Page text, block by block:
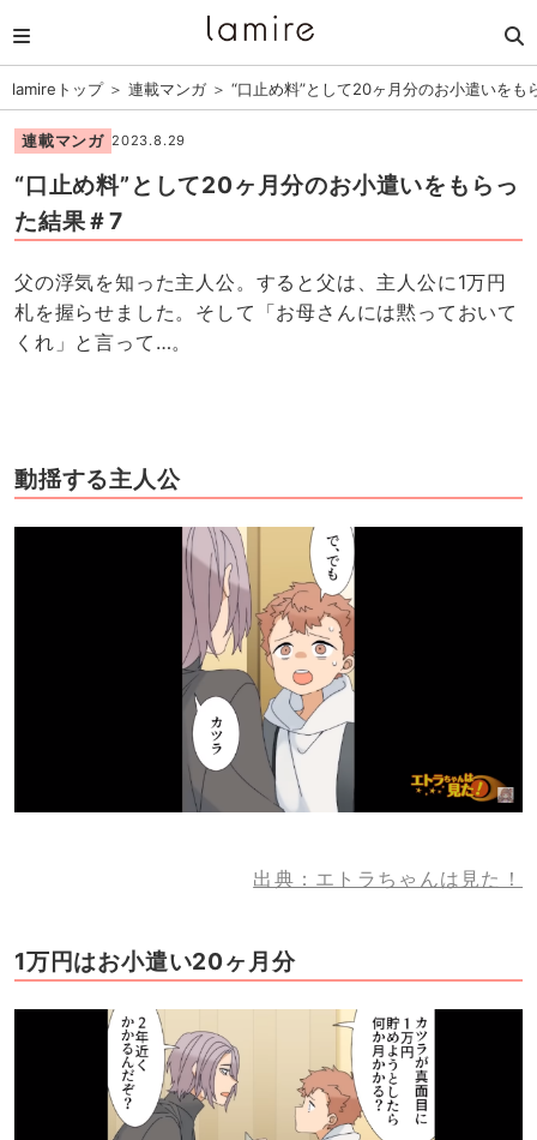
lamireトップ＞ 連載マンガ＞ “口止め料”として20ヶ月分のお小遣いをも
連載マンガ 2023.8.29
“口止め料”として20ヶ月分のお小遣いをもらっ
た結果＃7
父の浮気を知った主人公。すると父は、主人公に1万円
札を握らせました。そして「お母さんには黙っておいて
くれ」と言って…。
動揺する主人公
出典：エトラちゃんは見た！
1万円はお小遣い20ヶ月分